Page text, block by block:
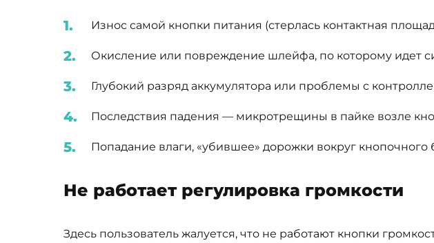
Износ самой кнопки питания (стерлась контактная
Окисление или повреждение шлейфа, по которому идет
Глубокий разряд аккумулятора или проблемы с
Последствия падения — микротрещины в пайке возле
Попадание влаги, «убившее» дорожки вокруг кнопочного
Не работает регулировка громкости
Здесь пользователь жалуется, что не работают кнопки